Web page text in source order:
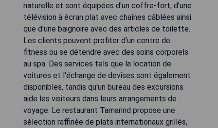
naturelle et sont équipées d'un coffre-fort, d'une
télévision à écran plat avec chaînes câblées ainsi
que d'une baignoire avec des articles de toilette.
Les clients peuvent profiter d'un centre de
fitness ou se détendre avec des soins corporels
au spa. Des services tels que la location de
voitures et l'échange de devises sont également
disponibles, tandis qu'un bureau des excursions
aide les visiteurs dans leurs arrangements de
voyage. Le restaurant Tamarind propose une
sélection raffinée de plats internationaux grillés,